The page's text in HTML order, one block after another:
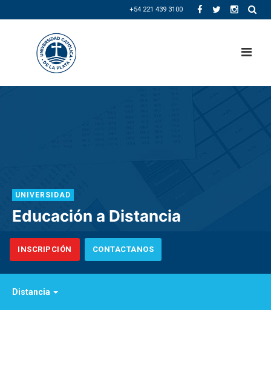
+54 221 439 3100
UNIVERSIDAD
Educación a Distancia
INSCRIPCIÓN CONTACTANOS
Distancia